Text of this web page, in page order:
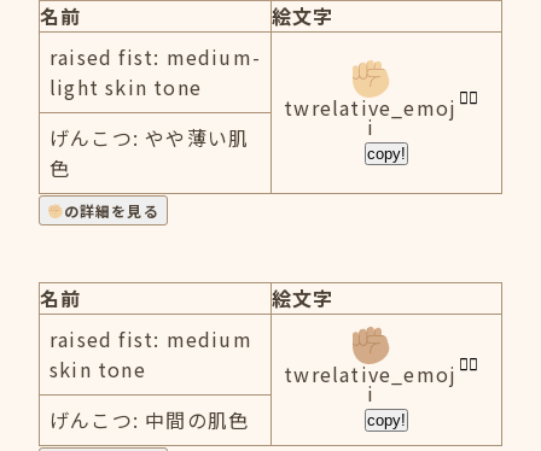
名前
絵文字
raised fist: medium-
light skin tone
twrelative_emoj
i
copy!
げんこつ: やや薄い肌
色
の詳細を見る
名前
絵文字
raised fist: medium
skin tone
twrelative_emoj
i
copy!
げんこつ: 中間の肌色